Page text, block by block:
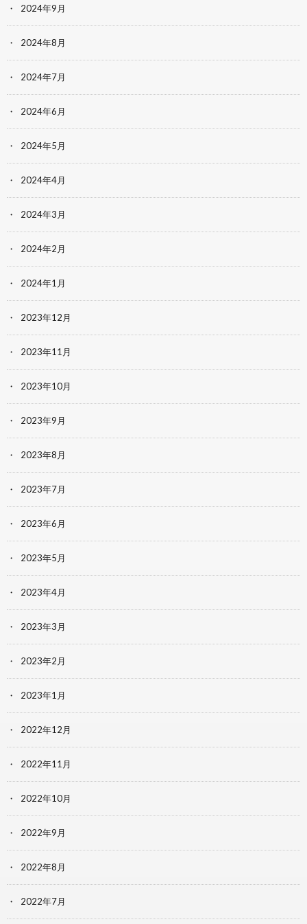
2024年9月
2024年8月
2024年7月
2024年6月
2024年5月
2024年4月
2024年3月
2024年2月
2024年1月
2023年12月
2023年11月
2023年10月
2023年9月
2023年8月
2023年7月
2023年6月
2023年5月
2023年4月
2023年3月
2023年2月
2023年1月
2022年12月
2022年11月
2022年10月
2022年9月
2022年8月
2022年7月